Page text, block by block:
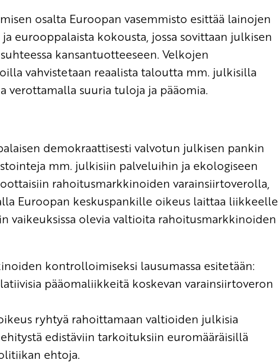
osalta Euroopan vasemmisto esittää lainojen
eurooppalaista kokousta, jossa sovittaan julkisen
kansantuotteeseen. Velkojen
vahvistetaan reaalista taloutta mm. julkisilla
suuria tuloja ja pääomia.
demokraattisesti valvotun julkisen pankin
mm. julkisiin palveluihin ja ekologiseen
rahoitusmarkkinoiden varainsiirtoverolla,
Euroopan keskuspankille oikeus laittaa liikkeelle
vaikeuksissa olevia valtioita rahoitusmarkkinoiden
kontrolloimiseksi lausumassa esitetään:
pääomaliikkeitä koskevan varainsiirtoveron
ryhtyä rahoittamaan valtioiden julkisia
edistäviin tarkoituksiin euromääräisillä
ehtoja.